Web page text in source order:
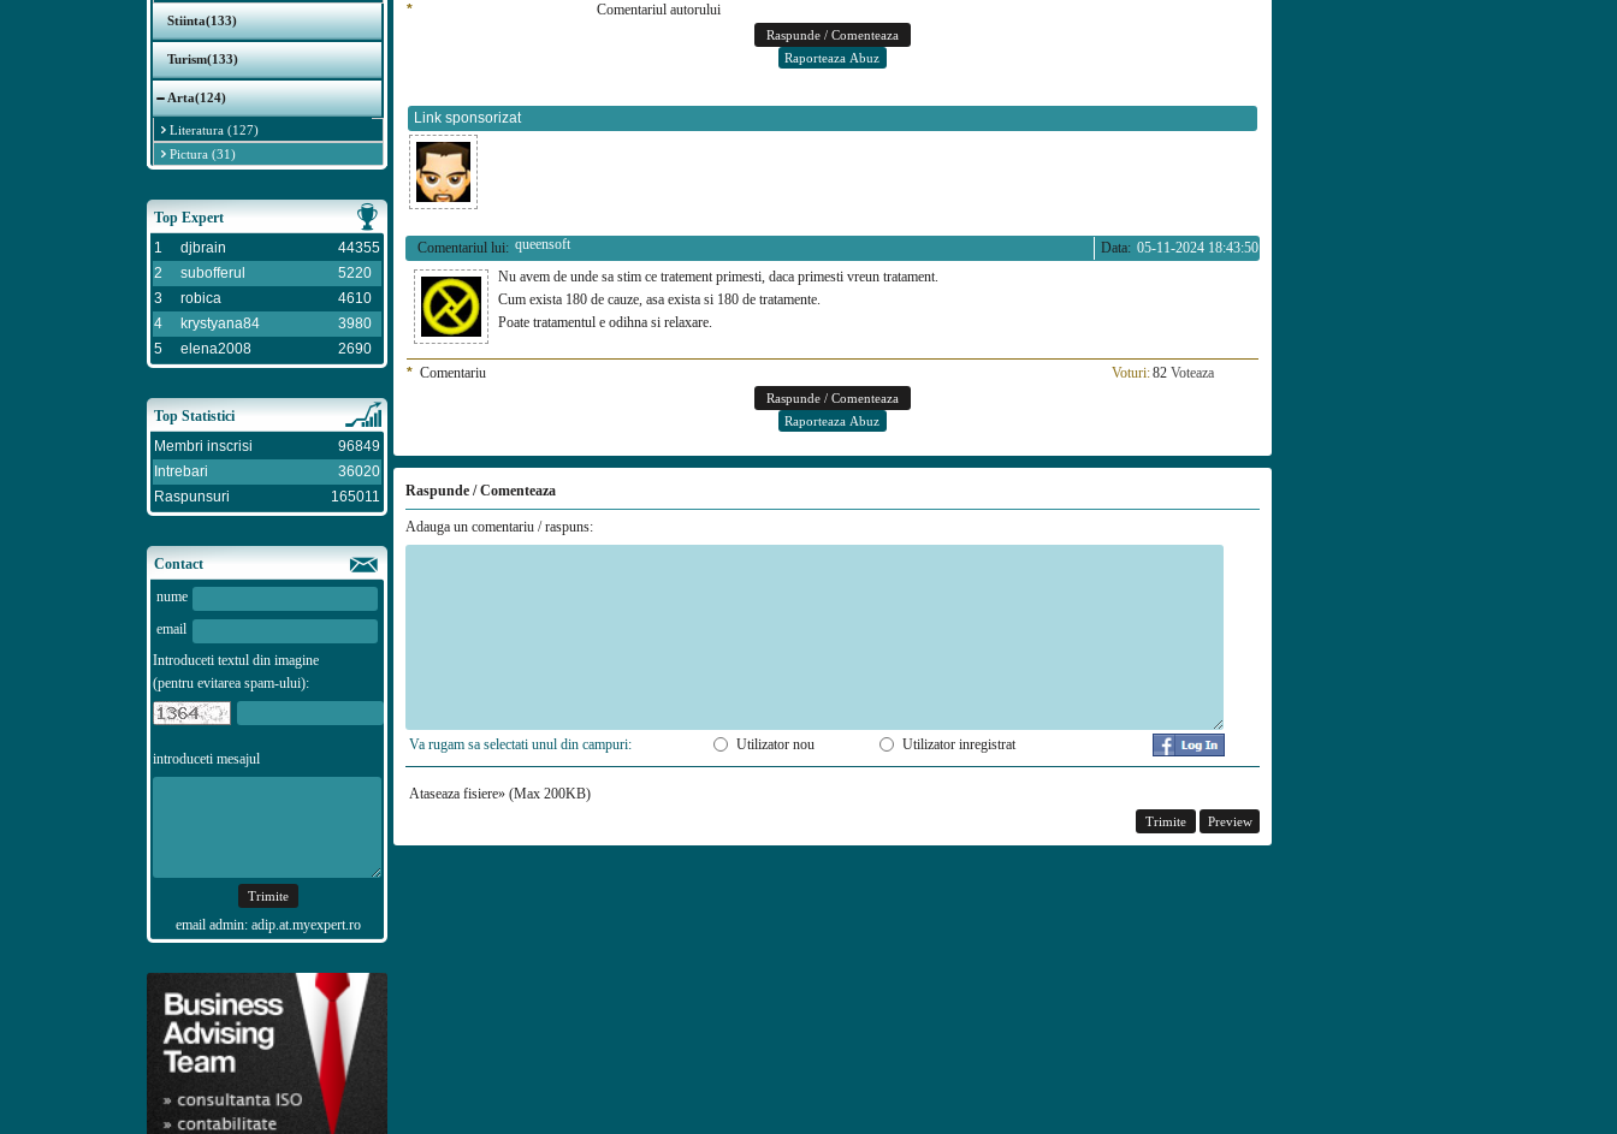
Stiinta(133)
Turism(133)
Arta(124)
Literatura (127)
Pictura (31)
Top Expert
1
djbrain
44355
2
subofferul
5220
3
robica
4610
4
krystyana84
3980
5
elena2008 2690
Top Statistici
Membri inscrisi
96849
Intrebari
36020
Raspunsuri
165011
Contact
nume
email
Introduceti textul din imagine
(pentru evitarea spam-ului):
introduceti mesajul
email admin: adip.at.myexpert.ro
*
Comentariul autorului
Link sponsorizat
Comentariul lui: queensoft 05-11-2024 18:43:50
Data:
Nu avem de unde sa stim ce tratement primesti, daca primesti vreun tratament.
Cum exista 180 de cauze, asa exista si 180 de tratamente.
Poate tratamentul e odihna si relaxare.
* Comentariu Voturi:82 Voteaza
Raspunde / Comenteaza
Adauga un comentariu / raspuns:
Va rugam sa selectati unul din campuri: Utilizator nou Utilizator inregistrat
Ataseaza fisiere» (Max 200KB)